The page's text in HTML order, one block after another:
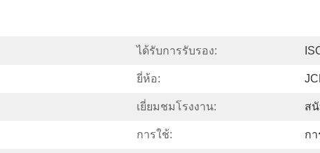
ได้รับการรับรอง:
ยี่ห้อ:
เยี่ยมชมโรงงาน: ส
การใช้: ก